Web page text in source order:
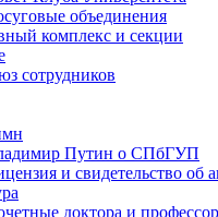
объединения
комплекс и секции
сотрудников
Путин о СПбГУП
и свидетельство об
доктора и